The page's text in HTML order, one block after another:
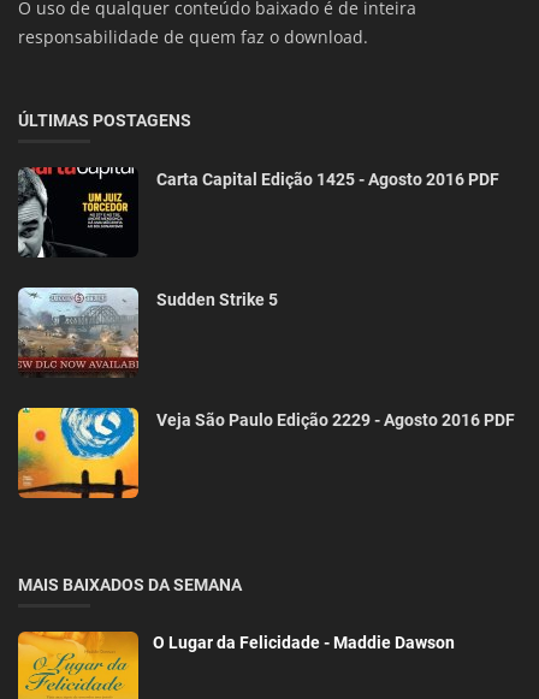
O uso de qualquer conteúdo baixado é de inteira
responsabilidade de quem faz o download.
ÚLTIMAS POSTAGENS
Carta Capital Edição 1425 - Agosto 2016 PDF
Sudden Strike 5
Veja São Paulo Edição 2229 - Agosto 2016 PDF
MAIS BAIXADOS DA SEMANA
O Lugar da Felicidade - Maddie Dawson